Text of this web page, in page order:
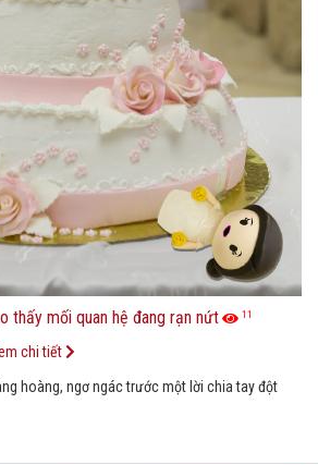
thấy mối quan hệ đang rạn nứt 11
hoàng, ngơ ngác trước một lời chia tay đột
chi tiết